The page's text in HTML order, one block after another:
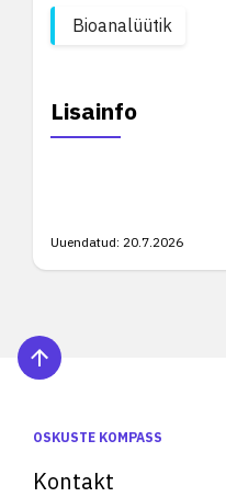
Bioanalüütik
Lisainfo
Uuendatud: 20.7.2026
OSKUSTE KOMPASS
Kontakt